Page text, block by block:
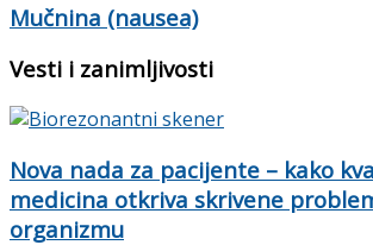
Mučnina (nausea)
Vesti i zanimljivosti
Nova nada za pacijente – kako
medicina otkriva skrivene
organizmu